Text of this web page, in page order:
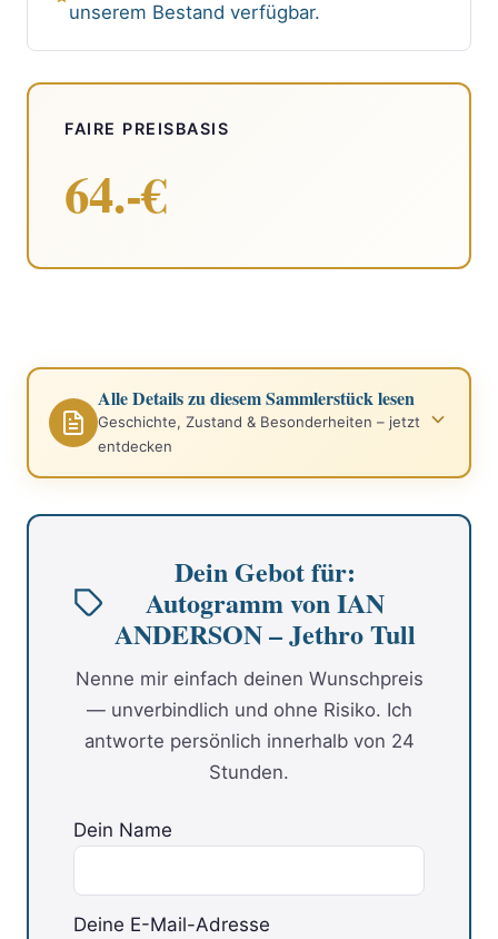
unserem Bestand verfügbar.
FAIRE PREISBASIS
64.-€
Alle Details zu diesem Sammlerstück lesen
Geschichte, Zustand & Besonderheiten – jetzt
entdecken
Dein Gebot für:
Autogramm von IAN
ANDERSON – Jethro Tull
Nenne mir einfach deinen Wunschpreis
— unverbindlich und ohne Risiko. Ich
antworte persönlich innerhalb von 24
Stunden.
Dein Name
Deine E-Mail-Adresse